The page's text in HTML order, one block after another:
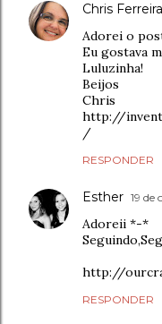
Chris Ferreira
Adorei o
Eu gostava
Luluzinha!
Beijos
Chris
http://
/
RESPONDER
Esther 19 de
Adoreii *-*
http://
RESPONDER